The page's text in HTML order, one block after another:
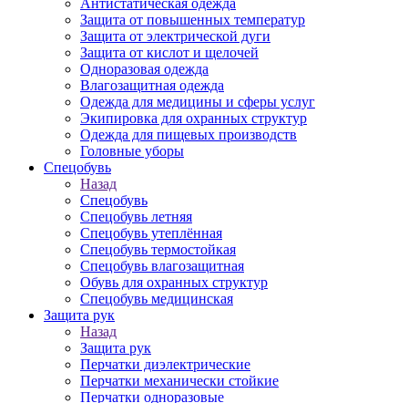
Антистатическая одежда
Защита от повышенных температур
Защита от электрической дуги
Защита от кислот и щелочей
Одноразовая одежда
Влагозащитная одежда
Одежда для медицины и сферы услуг
Экипировка для охранных структур
Одежда для пищевых производств
Головные уборы
Спецобувь
Назад
Спецобувь
Спецобувь летняя
Спецобувь утеплённая
Спецобувь термостойкая
Спецобувь влагозащитная
Обувь для охранных структур
Спецобувь медицинская
Защита рук
Назад
Защита рук
Перчатки диэлектрические
Перчатки механически стойкие
Перчатки одноразовые